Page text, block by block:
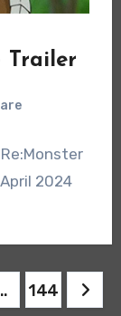
Trailer
2024
144